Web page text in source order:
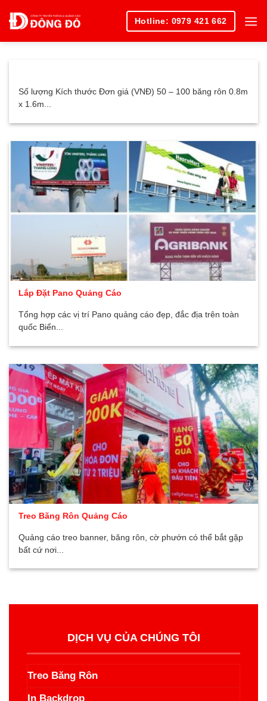
Hotline: 0979 421 662
Số lượng Kích thước Đơn giá (VNĐ) 50 – 100 băng rôn 0.8m
x 1.6m...
Lắp Đặt Pano Quảng Cáo
Tổng hợp các vị trí Pano quảng cáo đẹp, đắc địa trên toàn
quốc Biển...
Treo Băng Rôn Quảng Cáo
Quảng cáo treo banner, băng rôn, cờ phướn có thể bắt gặp
bất cứ nơi...
DỊCH VỤ CỦA CHÚNG TÔI
Treo Băng Rôn
In Backdrop